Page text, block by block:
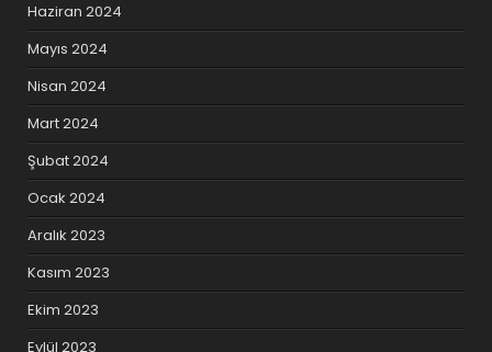
Haziran 2024
Mayıs 2024
Nisan 2024
Mart 2024
Şubat 2024
Ocak 2024
Aralık 2023
Kasım 2023
Ekim 2023
Eylül 2023